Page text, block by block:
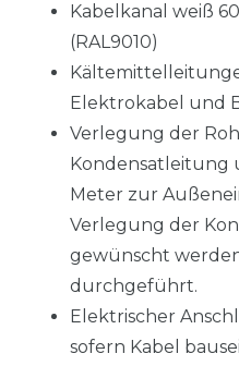
Kabelkanal weiß
(RAL9010)
Elektrokabel und
Verlegung der
Kondensatleitung
Meter zur
Verlegung der
gewünscht
durchgeführt.
Elektrischer
sofern Kabel